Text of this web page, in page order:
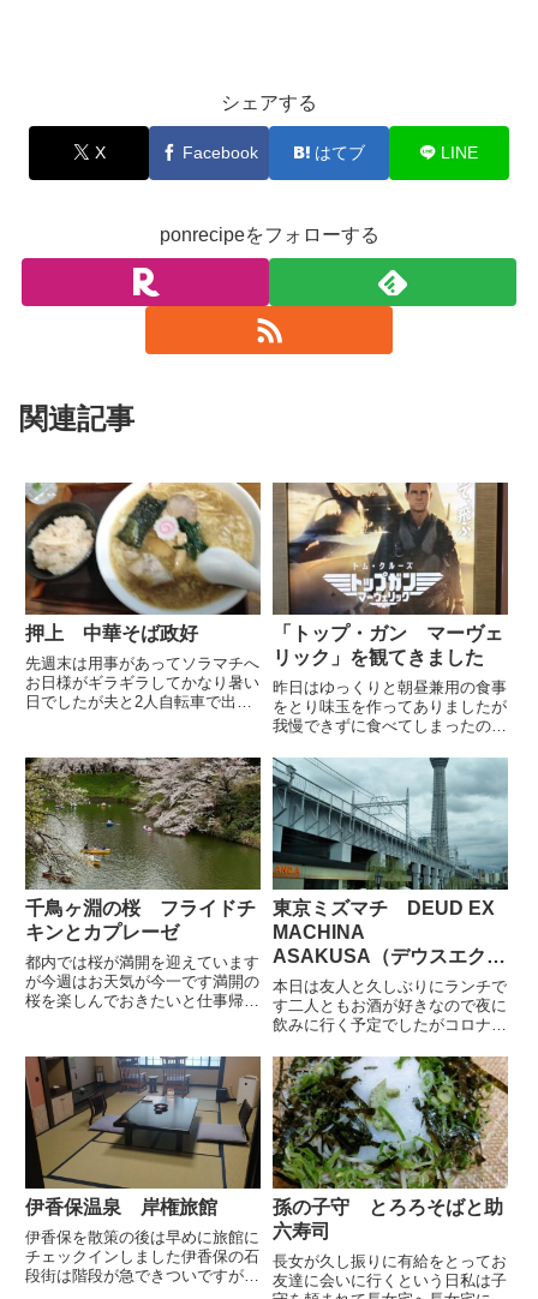
シェアする
X Facebook はてブ LINE
ponrecipeをフォローする
関連記事
押上 中華そば政好
先週末は用事があってソラマチへ
お日様がギラギラしてかなり暑い
日でしたが夫と2人自転車で出掛
の振動で直ぐに落ちてきてしまい
ます鼻が低くて落ちてきてしまう
せいも勿論あるかもしれません
が...
「トップ・ガン マーヴェ
リック」を観てきました
昨日はゆっくりと朝昼兼用の食事
をとり味玉を作ってありましたが
我慢できずに食べてしまったので
ラーメンです王将の冷凍餃子味の
素の冷凍餃子よりこちらの方が好
みです食べてゆっくりしてから
「トップ・ガン マーヴェリッ
ク」...
千鳥ヶ淵の桜 フライドチ
キンとカプレーゼ
都内では桜が満開を迎えています
が今週はお天気が今一です満開の
桜を楽しんでおきたいと仕事帰り
でリベンジです少しだけ晴れ間が
出た時の写真やはり陽がさすと桜
の色が鮮やかですボートが沢山
出...
東京ミズマチ DEUD EX
MACHINA
ASAKUSA（デウスエクス
マキナアサクサ）でラン
チ 浅草散歩をしてきまし
た
本日は友人と久しぶりにランチで
す二人ともお酒が好きなので夜に
飲みに行く予定でしたがコロナで
平日ランチにしましょう という
こととなりましたなんと最後に飲
みにいったのは一月半ばの事でし
た 余りに前でいつだったかわ
か...
伊香保温泉 岸権旅館
伊香保を散策の後は早めに旅館に
チェックインしました伊香保の石
段街は階段が急できついですがコ
孫の子守 とろろそばと助
六寿司
長女が久し振りに有給をとってお
友達に会いに行くという日私は子